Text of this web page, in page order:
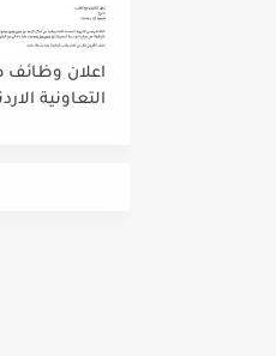
اعلان
التعاونية الاردنية 22-